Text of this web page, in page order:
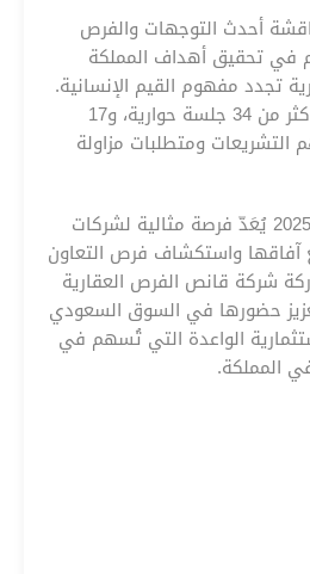
أحدث التوجهات والفرص
في تحقيق أهداف المملكة
تجدد مفهوم القيم الإنسانية.
ويتميز المنتدى بوجود أكثر من 34 جلسة حوارية، و17
ومتطلبات مزاولة
منتدى مستقبل العقار 2025 يُعَدّ فرصة مثالية لشركات
آفاقها واستكشاف فرص التعاون
شركة قانص الفرص العقارية
حضورها في السوق السعودي
الواعدة التي تُسهم في
المملكة.